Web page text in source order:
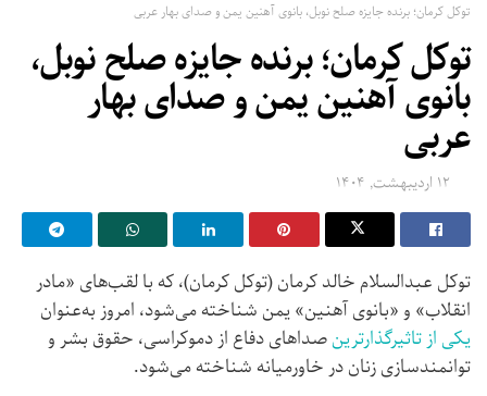
توکل کرمان؛ برنده جایزه صلح نوبل، بانوی آهنین یمن و صدای بهار عربی
توکل کرمان؛ برنده جایزه صلح نوبل،
بانوی آهنین یمن و صدای بهار
عربی
۱۲ اردیبهشت, ۱۴۰۴
توکل عبدالسلام خالد کرمان (توکل کرمان)، که با لقب‌های «مادر
انقلاب» و «بانوی آهنین» یمن شناخته می‌شود، امروز به‌عنوان
یکی از تاثیرگذارترینصداهای دفاع از دموکراسی، حقوق بشر و
توانمندسازی زنان در خاورمیانه شناخته می‌شود.